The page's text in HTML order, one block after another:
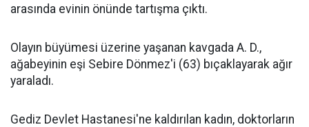
arasında evinin önünde tartışma çıktı.
Olayın büyümesi üzerine yaşanan kavgada A. D.,
ağabeyinin eşi Sebire Dönmez'i (63) bıçaklayarak ağır
yaraladı.
Gediz Devlet Hastanesi'ne kaldırılan kadın, doktorların